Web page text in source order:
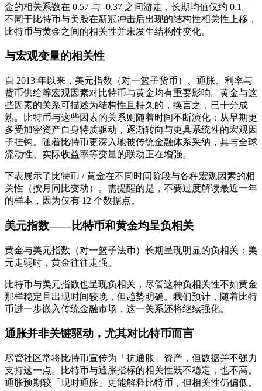
金的相关系数在 0.57 与 -0.37 之间游走，长期均值仅约 0.1。
不同于比特币与美股在新冠冲击后出现的结构性相关性上移，
比特币与黄金之间的相关性并未发生结构性变化。
与宏观变量的相关性
自 2013 年以来，美元指数（对一篮子货币）、通胀、利率与
货币供给等宏观因素对比特币与黄金均有重要影响。黄金与这
些因素的关系可描述为结构性且持久的，换言之，已十分成
熟。比特币与这些因素的关系则随着时间不断演化：从早期更
多受加密资产自身特质驱动，逐渐转向与更具系统性的宏观因
子挂钩。随着比特币更深入地被传统金融体系采纳，其与全球
流动性、实际收益率等变量的联动正在增强。
下表展示了比特币 / 黄金在不同时间阶段与各种宏观因素的相
关性（按月同比变动）。需提醒的是，不要过度解读最近一年
的样本，因为仅有 12 个数据点。
美元指数——比特币和黄金均呈负相关
黄金与美元指数（对一篮子法币）长期呈现明显的负相关：美
元走弱时，黄金往往走强。
比特币与美元指数也呈现负相关，尽管这种负相关性不如黄金
那样稳定且出现时间较晚，但趋势明确。我们预计，随着比特
币进一步嵌入传统金融市场，这一关系还将继续强化。
通胀并非关键驱动，尤其对比特币而言
尽管社区常将比特币宣传为「抗通胀」资产，但数据并不强力
支持这一点。比特币与通胀指标的相关性既不稳定，也不高。
通胀预期较「现时通胀」更能解释比特币，但相关性仍偏低。